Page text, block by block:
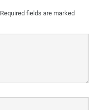
Required fields are marked